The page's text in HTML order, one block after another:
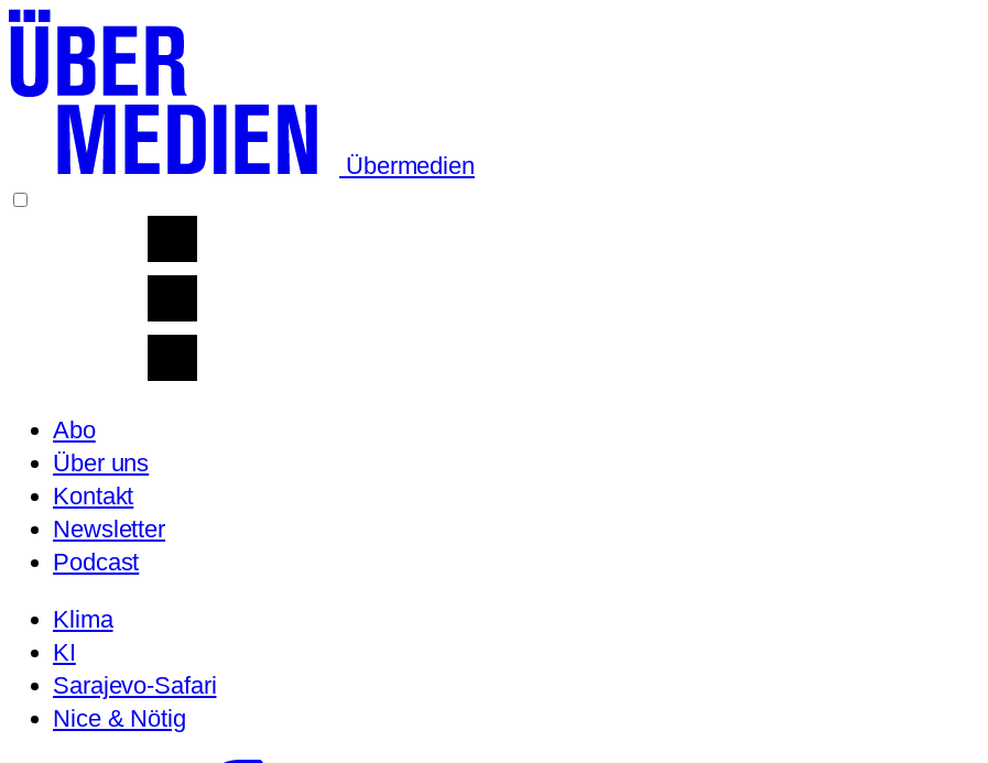
Übermedien
Abo
Über uns
Kontakt
Newsletter
Podcast
Klima
KI
Sarajevo-Safari
Nice & Nötig